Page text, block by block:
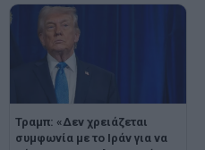
Τραμπ: «Δεν χρειάζεται
συμφωνία με το Ιράν για να